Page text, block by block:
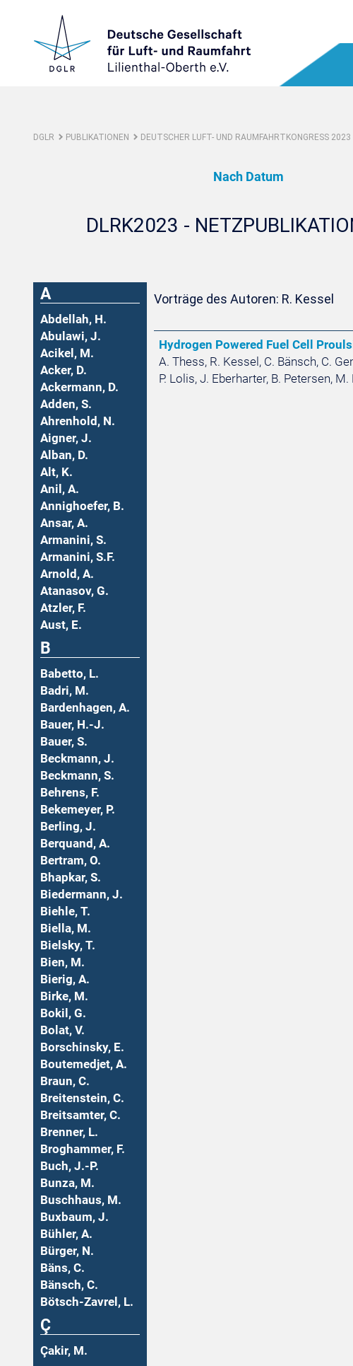
DGLR PUBLIKATIONEN DEUTSCHER LUFT- UND RAUMFAHRTKONGRESS
Nach Datum
DLRK2023 -
A
Abdellah, H.
Abulawi, J.
Acikel, M.
Acker, D.
Ackermann, D.
Adden, S.
Ahrenhold, N.
Aigner, J.
Alban, D.
Alt, K.
Anil, A.
Annighoefer, B.
Ansar, A.
Armanini, S.
Armanini, S.F.
Arnold, A.
Atanasov, G.
Atzler, F.
Aust, E.
B
Babetto, L.
Badri, M.
Bardenhagen, A.
Bauer, H.-J.
Bauer, S.
Beckmann, J.
Beckmann, S.
Behrens, F.
Bekemeyer, P.
Berling, J.
Berquand, A.
Bertram, O.
Bhapkar, S.
Biedermann, J.
Biehle, T.
Biella, M.
Bielsky, T.
Bien, M.
Bierig, A.
Birke, M.
Bokil, G.
Bolat, V.
Borschinsky, E.
Boutemedjet, A.
Braun, C.
Breitenstein, C.
Breitsamter, C.
Brenner, L.
Broghammer, F.
Buch, J.-P.
Bunza, M.
Buschhaus, M.
Buxbaum, J.
Bühler, A.
Bürger, N.
Bäns, C.
Bänsch, C.
Bötsch-Zavrel, L.
Ç
Çakir, M.
Vorträge des Autoren: R. Kessel
Hydrogen Powered Fuel Cell
A. Thess, R. Kessel, C. Bänsch, C.
P. Lolis, J. Eberharter, B. Petersen,